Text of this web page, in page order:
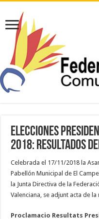
ELECCIONES
2018: RESULTADOS
Celebrada el 17/11/2018 la
Pabellón Municipal de El
la Junta Directiva de la
Valenciana, se adjunt acta de la
Proclamacio Resultats